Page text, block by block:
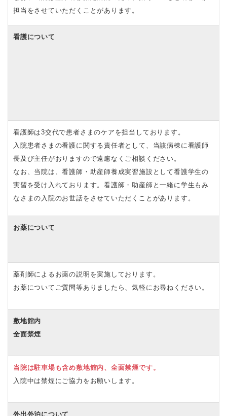
担当をさせていただくことがあります。
看護について
看護師は3交代で患者さまのケアを担当しております。
入院患者さまの看護に関する責任者として、当該病棟に看護師
長及び主任がおりますので遠慮なくご相談ください。
なお、当院は、看護師・助産師養成実習施設として看護学生の
実習を受け入れております。看護師・助産師と一緒に学生もみ
なさまの入院のお世話をさせていただくことがあります。
お薬について
薬剤師によるお薬の説明を実施しております。
お薬についてご質問等ありましたら、気軽にお尋ねください。
敷地館内
全面禁煙
当院は駐車場も含め敷地館内、全面禁煙です。
入院中は禁煙にご協力をお願いします。
外出外泊について